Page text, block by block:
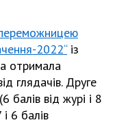
2022“із
отримала
глядачів. Друге
балів від журі і 8
6 балів